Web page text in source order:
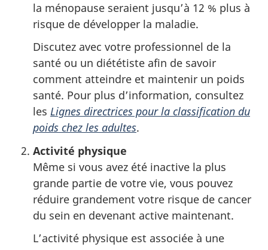
la ménopause seraient jusqu’à 12 % plus à
risque de développer la maladie.
Discutez avec votre professionnel de la
santé ou un diététiste afin de savoir
comment atteindre et maintenir un poids
santé. Pour plus d’information, consultez
les Lignes directrices pour la classification du
poids chez les adultes.
Activité physique
Même si vous avez été inactive la plus
grande partie de votre vie, vous pouvez
réduire grandement votre risque de cancer
du sein en devenant active maintenant.
L’activité physique est associée à une